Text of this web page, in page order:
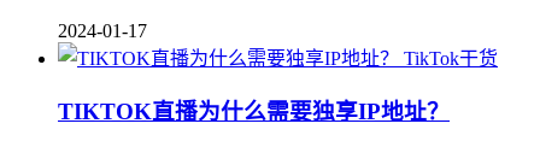
2024-01-17
TikTok干货
TIKTOK直播为什么需要独享IP地址？